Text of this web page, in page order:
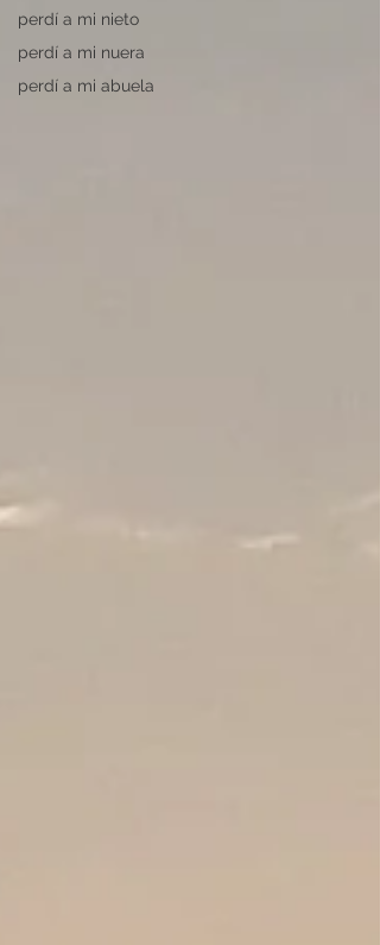
perdí a mi nieto
perdí a mi nuera
perdí a mi abuela